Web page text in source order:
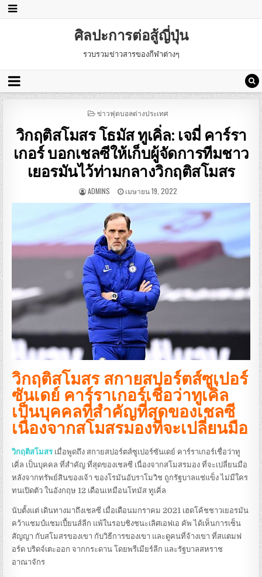
ศิลปะการต่อสู้ญี่ปุ่น
รวบรวมข่าวสารของกีฬาต่างๆ
POSTED
ข่าวฟุตบอลต่างประเทศ
วิกฤติสโมสร โธมัส ทูเคิ่ล: เจมี่ คาร์รา
เกอร์ บอกเชลซีให้เก็บผู้จัดการทีมชาว
เยอรมันไว้ท่ามกลางวิกฤติสโมสร
ADMINS เมษายน 19, 2022
วิกฤติสโมสร สกายสปอร์ตส์ซูเปอร์
ซันเดย์ คาร์ราเกอร์เชื่อว่าทูเคิ่ล
เป็นบุคคลที่สําคัญที่สุดของเชลซี
เนื่องจากสโมสรมองที่จะเปลี่ยนมือ
วิกฤติสโมสร เมื่อพูดถึง สกายสปอร์ตส์ซูเปอร์ซันเดย์ คาร์ราเกอร์เชื่อว่าทู
เคิ่ล เป็นบุคคล ที่สําคัญ ที่สุดของเชลซี เนื่องจากสโมสรมอง ที่จะเปลี่ยนมือ
หลังจากทรัพย์สินของเจ้า ของโรมันอับราโมวิช ถูกรัฐบาลแช่แข็ง ไม่มีใคร
ทนเปิดตัว ในอังกฤษ 12 เดือนเหมือนโทมัส ทูเคิ่ล
นับตั้งแต่ เดินทางมาถึงเชลซี เมื่อเดือนมกราคม 2021 เฮดโค้ชชาวเยอรมัน
คว้าแชมป์แชมเปี้ยนส์ลีก แพ้ในรอบชิงชนะเลิศเอฟเอ คัพ ได้เห็นการเซ็น
สัญญา กับสโมสรของเขา กับวิธีการของเขา และดูคนที่จ้างเขา ที่สแตมฟ
อร์ด บริดจ์เตะออก จากกระดาน โดยพรีเมียร์ลีก และรัฐบาลสหราช
อาณาจักร